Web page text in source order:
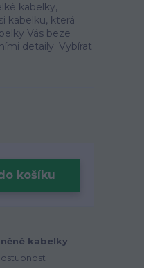
kabelky,
kabelku, která
Vás beze
detaily. Vybírat
košíku
kabelky